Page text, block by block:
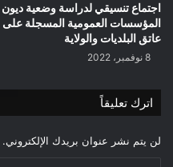
اجتماع تنسيقي لدراسة وضعية ديون
المؤسسات العمومية المسجلة على
عاتق البلديات والولاية
8 نوفمبر، 2022
اترك تعليقاً
لن يتم نشر عنوان بريدك الإلكتروني.